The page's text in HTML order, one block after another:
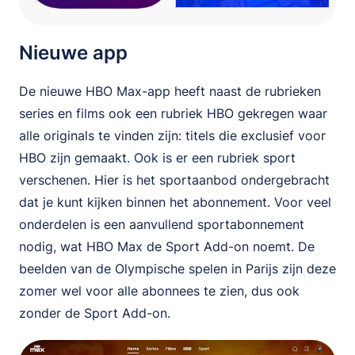
Nieuwe app
De nieuwe HBO Max-app heeft naast de rubrieken
series en films ook een rubriek HBO gekregen waar
alle originals te vinden zijn: titels die exclusief voor
HBO zijn gemaakt. Ook is er een rubriek sport
verschenen. Hier is het sportaanbod ondergebracht
dat je kunt kijken binnen het abonnement. Voor veel
onderdelen is een aanvullend sportabonnement
nodig, wat HBO Max de Sport Add-on noemt. De
beelden van de Olympische spelen in Parijs zijn deze
zomer wel voor alle abonnees te zien, dus ook
zonder de Sport Add-on.